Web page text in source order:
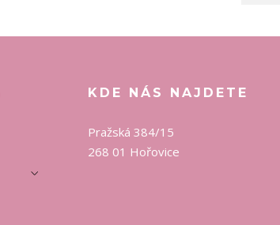
KDE NÁS NAJDETE
Pražská 384/15
268 01 Hořovice